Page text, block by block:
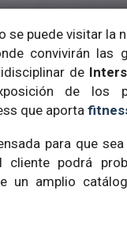
se puede visitar la
convivirán las
de
de los
que aporta
para que sea
cliente podrá
un amplio